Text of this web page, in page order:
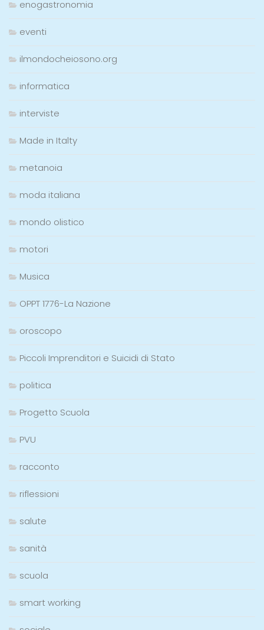
enogastronomia
eventi
ilmondocheiosono.org
informatica
interviste
Made in Italty
metanoia
moda italiana
mondo olistico
motori
Musica
OPPT 1776-La Nazione
oroscopo
Piccoli Imprenditori e Suicidi di Stato
politica
Progetto Scuola
PVU
racconto
riflessioni
salute
sanità
scuola
smart working